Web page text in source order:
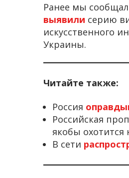
Ранее мы
выявили серию
искусственного
Украины.
Читайте также:
Россия
Российская
якобы
В сети